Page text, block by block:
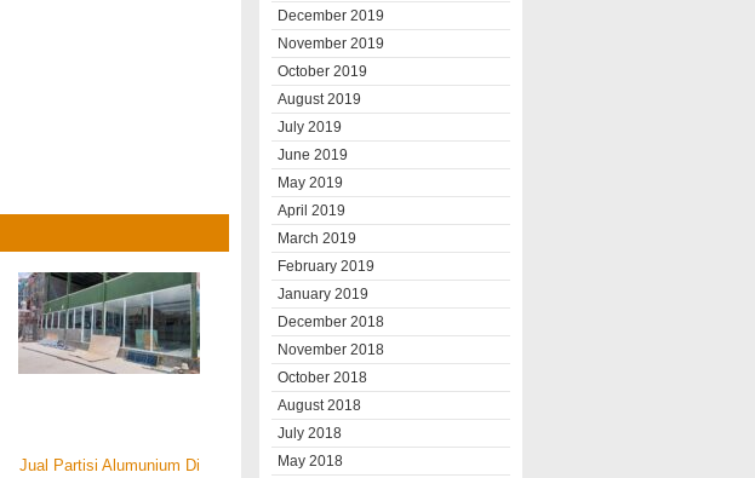
Jual Partisi Alumunium Di
December 2019
November 2019
October 2019
August 2019
July 2019
June 2019
May 2019
April 2019
March 2019
February 2019
January 2019
December 2018
November 2018
October 2018
August 2018
July 2018
May 2018